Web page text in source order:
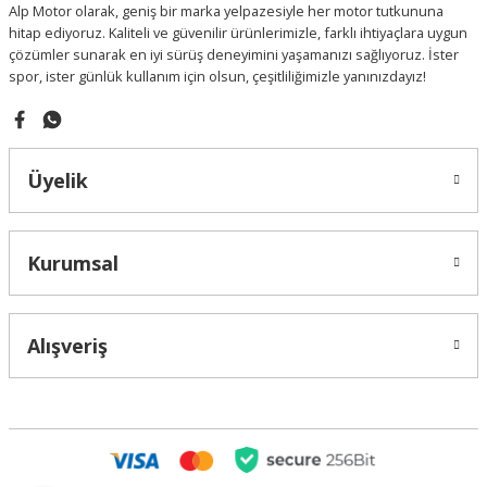
Bu ürüne benzer farklı alternatifler olmalı.
Gönder
Alp Motor olarak, geniş bir marka yelpazesiyle her motor tutkununa
hitap ediyoruz. Kaliteli ve güvenilir ürünlerimizle, farklı ihtiyaçlara uygun
çözümler sunarak en iyi sürüş deneyimini yaşamanızı sağlıyoruz. İster
spor, ister günlük kullanım için olsun, çeşitliliğimizle yanınızdayız!
Üyelik
Kurumsal
Alışveriş